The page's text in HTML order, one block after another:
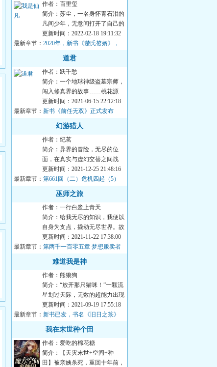
作者：百里玺
简介：苏尘，一名身怀青石泪的
凡间少年，无意间打开了自己的
灵台，发现无边识海内有一座方
寸灵山，世外桃...
更新时间：2022-02-18 19:11:32
最新章节： 2020年，新书《楚氏赘婿》，
道君
作者：跃千愁
简介：一个地球神级盗墓宗师，
闯入修真界的故事……桃花源
里，有歌声。山外青山，白骨
山。五花马，千金裘...
更新时间：2021-06-15 22:12:18
最新章节： 新书《前任无双》正式发布
幻游猎人
作者：纪茗
简介：异界的冒险，无尽的位
面，在真实与虚幻交替之间战
斗，点燃灵魂深处久违的斗
魂！...
更新时间：2021-12-25 21:48:16
最新章节： 第661回（二）危机四起（5）
巫师之旅
作者：一行白鹭上青天
简介：给我无尽的知识，我便以
自身为支点，撬动无尽世界。故
事讲述的是一个名为格林的巫
师，依靠自己的智...
更新时间：2021-11-22 17:38:00
最新章节： 第两千一百零五章 梦想贩卖者
难道我是神
作者：熊狼狗
简介：“放开那只猫咪！”一颗流
星划过天际，无数的超能力出现
在这个世界上。但这一次获得觉
醒的主角却不...
更新时间：2021-09-19 17:55:18
最新章节： 新书已发，书名《旧日之箓》
我在末世种个田
作者：爱吃的棉花糖
简介：【天灾末世+空间+种
田】被亲姨杀死，重回十年前，